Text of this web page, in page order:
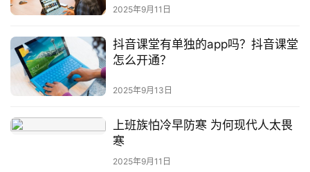
2025年9月11日
抖音课堂有单独的app吗？抖音课堂
怎么开通？
2025年9月13日
上班族怕冷早防寒 为何现代人太畏
寒
2025年9月11日